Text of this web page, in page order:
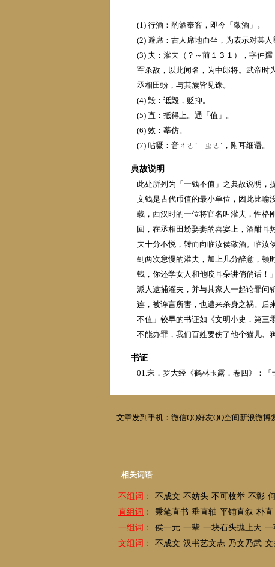
(1) 行酒：酌酒奉客，即今「敬酒」。
(2) 避席：古人席地而坐，为表示对某人
(3) 夫：灌夫（？～前１３１），字仲
军杀敌，以此闻名，为中郎将。武帝时
丞相田蚡，与其族皆见诛。
(4) 毁：诋毁，贬抑。
(5) 直：抵得上。通「值」。
(6) 效：摹仿。
(7) 呫嗫：音ㄔㄜˋ ㄓㄜˊ，附耳细语。
典故说明
此处所列为「一钱不值」之典故说明，
文钱是古代币值的最小单位，因此比喻
载，西汉时的一位将官名叫灌夫，性格
回，在丞相田蚡娶妻的喜宴上，酒酣耳
夫十分不悦，转而向临汝侯敬酒。临汝
到两次怠慢的灌夫，加上几分醉意，顿
钱，你还学女人和他咬耳朵讲俏俏话！
派人逮捕灌夫，并与其家人一起论罪问
连，被谗言所害，也遭来杀身之祸。后
不值」较早的书证如《文明小史．第三
不能办罪，我们百姓要伤了他个猫儿、
书证
01.宋．罗大经《鹤林玉露．卷四》：「
文章发到手机： 微信QQ好友QQ空间新浪微博
相关词语
不组词 ： 不成文 不妨头 不可枚举 不彰
直组词 ： 秉笔直书 垂直轴 平铺直叙 朴直
一组词 ： 侯一元 一辈 一块石头抛上天 一
文组词 ： 不成文 汉书艺文志 乃文乃武 文